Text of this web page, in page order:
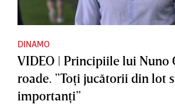
DINAMO
VIDEO | Principiile lui Nuno
roade. ”Toţi jucătorii din lot
importanţi”